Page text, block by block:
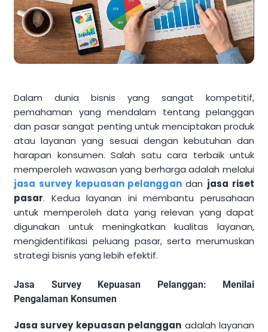
Dalam dunia bisnis yang sangat kompetitif,
pemahaman yang mendalam tentang pelanggan
dan pasar sangat penting untuk menciptakan produk
atau layanan yang sesuai dengan kebutuhan dan
harapan konsumen. Salah satu cara terbaik untuk
memperoleh wawasan yang berharga adalah melalui
jasa survey kepuasan pelanggandan jasa riset
pasar. Kedua layanan ini membantu perusahaan
untuk memperoleh data yang relevan yang dapat
digunakan untuk meningkatkan kualitas layanan,
mengidentifikasi peluang pasar, serta merumuskan
strategi bisnis yang lebih efektif.
Jasa Survey Kepuasan Pelanggan: Menilai
Pengalaman Konsumen
Jasa survey kepuasan pelanggan adalah layanan